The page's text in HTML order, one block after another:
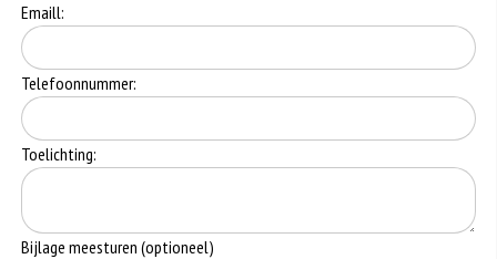
Emaill:
Telefoonnummer:
Toelichting:
Bijlage meesturen (optioneel)